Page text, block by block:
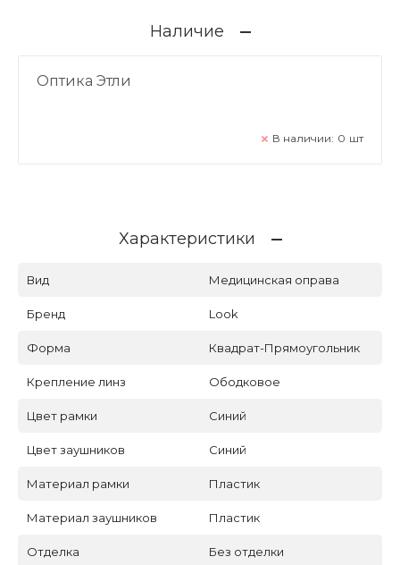
Наличие
Оптика Этли
В наличии: 0 шт
Характеристики
Вид Медицинская оправа
Бренд Look
Форма Квадрат-Прямоугольник
Крепление линз Ободковое
Цвет рамки Синий
Цвет заушников Синий
Материал рамки Пластик
Материал заушников Пластик
Отделка Без отделки